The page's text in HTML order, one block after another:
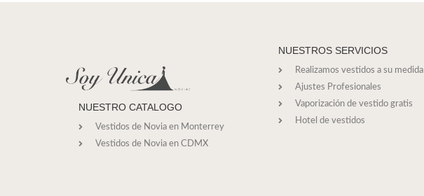
NUESTRO CATALOGO
Vestidos de Novia en Monterrey
Vestidos de Novia en CDMX
NUESTROS SERVICIOS
Realizamos vestidos a su medida
Ajustes Profesionales
Vaporización de vestido gratis
Hotel de vestidos